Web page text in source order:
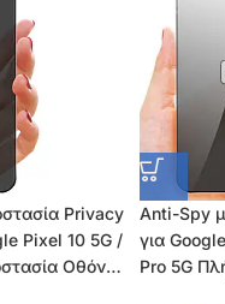
Privacy
Pixel 10 5G /
Οθόνης
Anti-Spy
για
Pro 5G